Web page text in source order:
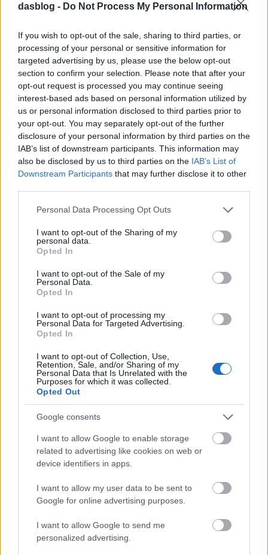
dasblog - Do Not Process My Personal Information
If you wish to opt-out of the sale, sharing to third parties, or
processing of your personal or sensitive information for
targeted advertising by us, please use the below opt-out
section to confirm your selection. Please note that after your
opt-out request is processed you may continue seeing
interest-based ads based on personal information utilized by
us or personal information disclosed to third parties prior to
your opt-out. You may separately opt-out of the further
disclosure of your personal information by third parties on the
IAB’s list of downstream participants. This information may
also be disclosed by us to third parties on the IAB’s List of
Downstream Participants that may further disclose it to other
Please note that this website/app uses one or more Google
not limited to your visit or usage behaviour. You may click to
grant or deny consent to Google and its third-party tags to
use your data for below specified purposes in below Google
consent section.
Personal Data Processing Opt Outs
I want to opt-out of the Sharing of my
personal data.
Opted In
I want to opt-out of the Sale of my
Personal Data.
Opted In
I want to opt-out of processing my
Personal Data for Targeted Advertising.
Opted In
I want to opt-out of Collection, Use,
Retention, Sale, and/or Sharing of my
Personal Data that Is Unrelated with the
Purposes for which it was collected.
Opted Out
Google consents
I want to allow Google to enable storage
related to advertising like cookies on web or
device identifiers in apps.
I want to allow my user data to be sent to
Google for online advertising purposes.
I want to allow Google to send me
personalized advertising.
Ezek az év
használtautói a britek
szerint
What car? magazin idén is kiosztotta a
Used Car of the Year díjakat, és a 19
kategóriából kilencben a Volkswagen-
konszern valamelyik modellje lett az év
használtautója. A brit használtpiac
talán sosem pörgött ennyire. Sokan
ugyanis annak érdekében, hogy a
koronavírus-járvány közepette minél
inkább…
Az Audi A3 Sportback
Nagy Britannia legjobb
használt autója
A brit What Car? magazin 18
kategóriában kereste a legjobb
kategóriában a Volkswagen konszern
egy-egy modellje bizonyult